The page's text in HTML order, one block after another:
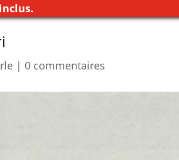
| 0 commentaires